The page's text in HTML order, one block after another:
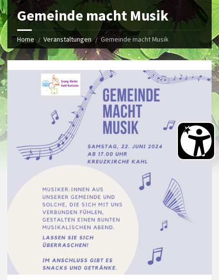
Gemeinde macht Musik
Home Veranstaltungen Gemeinde macht Musik